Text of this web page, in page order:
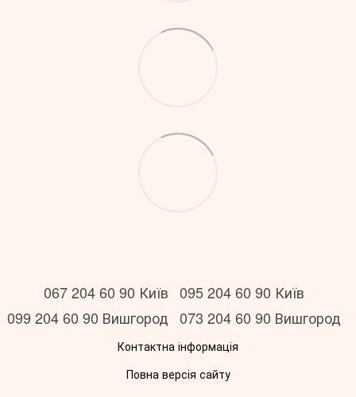
067 204 60 90 Київ 095 204 60 90 Київ
099 204 60 90 Вишгород 073 204 60 90 Вишгород
Контактна інформація
Повна версія сайту